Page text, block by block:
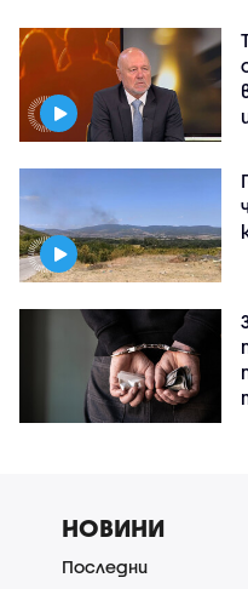
НОВИНИ
Последни